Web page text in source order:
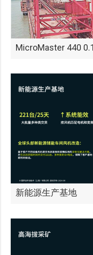
MicroMaster 440
新能源生产基地